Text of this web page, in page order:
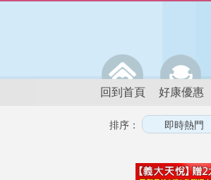
回到首頁 好康優惠
排序：